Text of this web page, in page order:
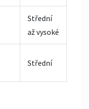
Střední
až vysoké
Střední